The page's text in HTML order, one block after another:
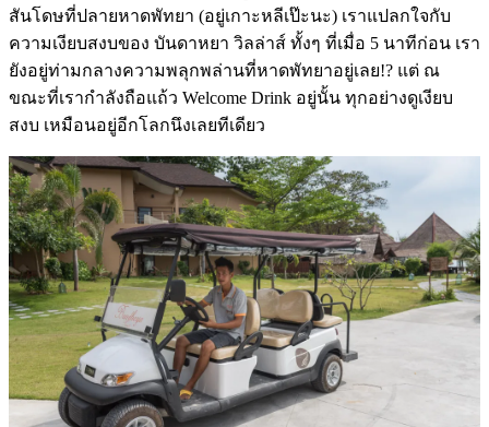
สันโดษที่ปลายหาดพัทยา (อยู่เกาะหลีเป๊ะนะ) เราแปลกใจกับ
ความเงียบสงบของ บันดาหยา วิลล่าส์ ทั้งๆ ที่เมื่อ 5 นาทีก่อน เรา
ยังอยู่ท่ามกลางความพลุกพล่านที่หาดพัทยาอยู่เลย!? แต่ ณ
ขณะที่เรากำลังถือแถ้ว Welcome Drink อยู่นั้น ทุกอย่างดูเงียบ
สงบ เหมือนอยู่อีกโลกนึงเลยทีเดียว